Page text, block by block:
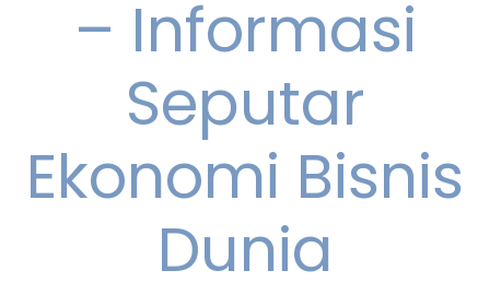
– Informasi
Seputar
Ekonomi Bisnis
Dunia